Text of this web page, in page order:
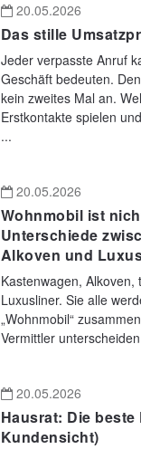
20.05.2026
Das stille
Jeder verpasste Anruf
Geschäft bedeuten.
kein zweites Mal an.
Erstkontakte spielen
...
20.05.2026
Wohnmobil ist
Unterschiede
Alkoven und
Kastenwagen,
Luxusliner. Sie alle
„Wohnmobil“
Vermittler
20.05.2026
Hausrat: Die
Kundensicht)